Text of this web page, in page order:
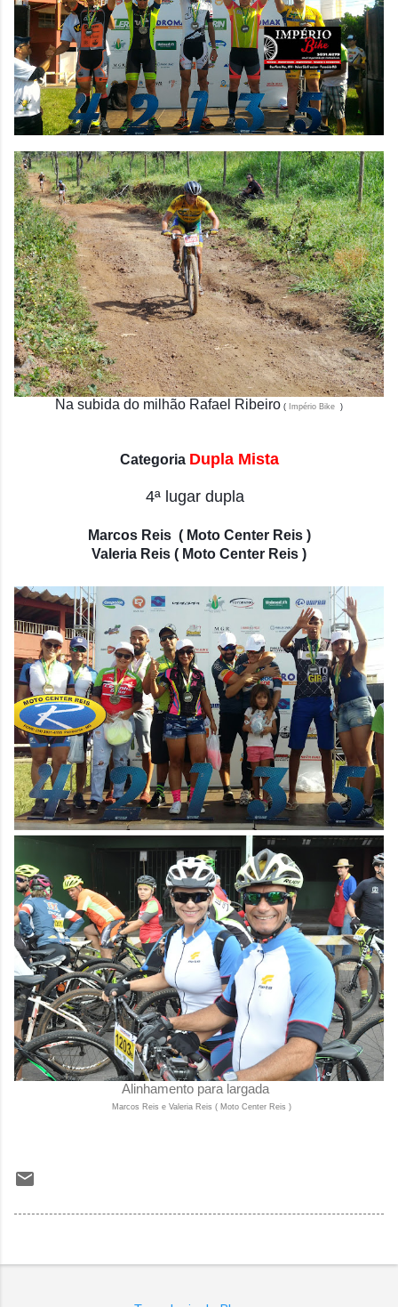
Na subida do milhão Rafael Ribeiro ( Império Bike )
Categoria Dupla Mista
4ª lugar dupla
Marcos Reis ( Moto Center Reis )
Valeria Reis ( Moto Center Reis )
Alinhamento para largada
Marcos Reis e Valeria Reis ( Moto Center Reis )